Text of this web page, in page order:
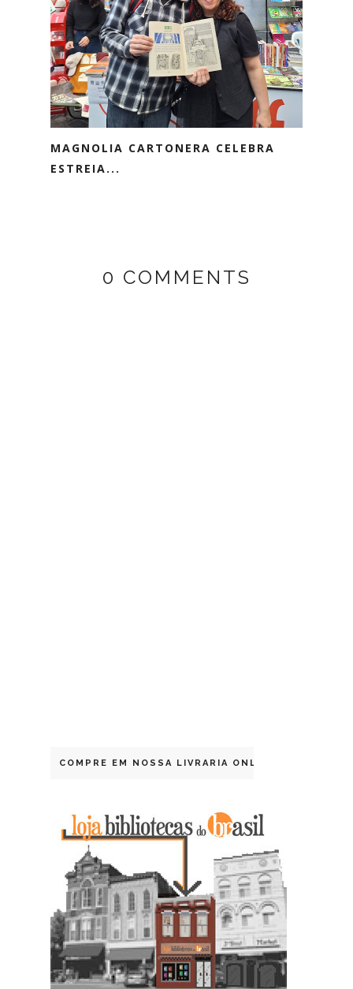
MAGNOLIA CARTONERA CELEBRA
ESTREIA...
0 COMMENTS
COMPRE EM NOSSA LIVRARIA ONLINE